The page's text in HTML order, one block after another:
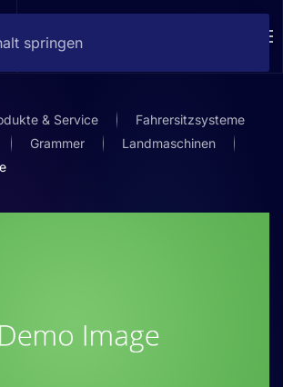
springen
& Service
Fahrersitzsysteme
Grammer
Landmaschinen